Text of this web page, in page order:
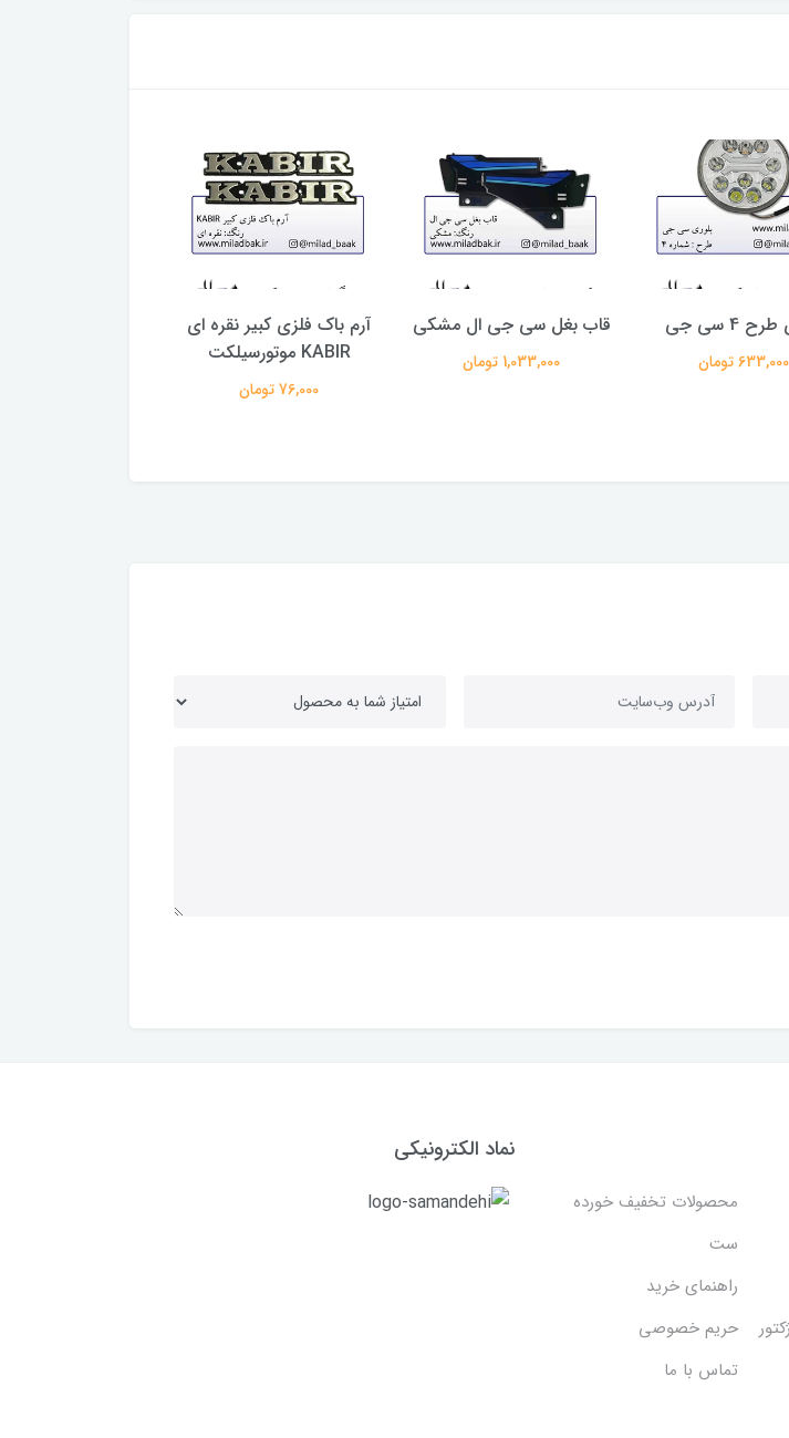
4 سی جی
633,000 تومان
قاب بغل سی جی ال مشکی
1,033,000 تومان
آرم باک فلزی کبیر نقره ای
KABIR موتورسیلکت
76,000 تومان
محصولات تخفیف خورده
ست
راهنمای خرید
حریم خصوصی
تماس با ما
نماد الکترونیکی